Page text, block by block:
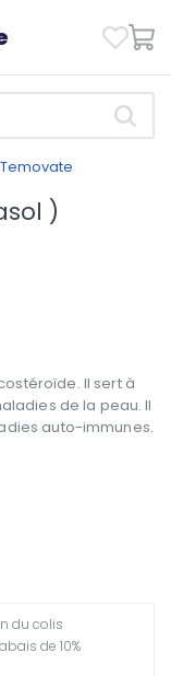
)
Il sert à
de la peau. Il
auto-immunes.
du colis
de 10%